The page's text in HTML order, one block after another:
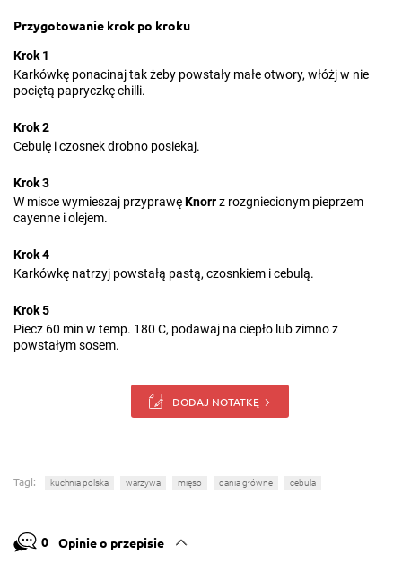
Przygotowanie krok po kroku
Krok 1
Karkówkę ponacinaj tak żeby powstały małe otwory, włóżj w nie
pociętą papryczkę chilli.
Krok 2
Cebulę i czosnek drobno posiekaj.
Krok 3
W misce wymieszaj przyprawęKnorrz rozgniecionym pieprzem
cayenne i olejem.
Krok 4
Karkówkę natrzyj powstałą pastą, czosnkiem i cebulą.
Krok 5
Piecz 60 min w temp. 180 C, podawaj na ciepło lub zimno z
powstałym sosem.
DODAJ NOTATKĘ
Tagi: kuchnia polska warzywa mięso dania główne cebula
0 Opinie o przepisie